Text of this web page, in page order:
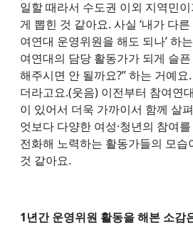
일할 때라서 수도권 이외 지역민
게 뽑힌 것 같아요. 사실 ‘내가 다
여연대 운영위원을 해도 되나’ 하
여연대의 담당 활동가가 되게 슬
해주시면 안 될까요?” 하는 거예
더라고요.(웃음) 이전부터 참여연
이 있어서 더욱 가까이서 함께 살
엇보다 다양한 여성·청년의 참여
전화해 노력하는 활동가들의 모습
것 같아요.
1년간 운영위원 활동을 해본 소감